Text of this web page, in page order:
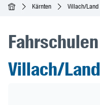
StartseiteKärnten Villach/Land
Villach/Land